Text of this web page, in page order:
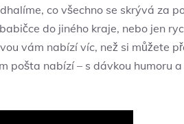
co všechno se skrývá za
⁢do jiného kraje, nebo jen⁤
vám nabízí víc, než si můžete
pošta nabízí – s dávkou humoru